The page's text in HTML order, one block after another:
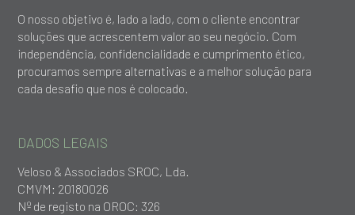
O nosso objetivo é, lado a lado, com o cliente encontrar
soluções que acrescentem valor ao seu negócio. Com
independência, confidencialidade e cumprimento ético,
procuramos sempre alternativas e a melhor solução para
cada desafio que nos é colocado.
DADOS LEGAIS
Veloso & Associados SROC, Lda.
CMVM: 20180026
Nº de registo na OROC: 326